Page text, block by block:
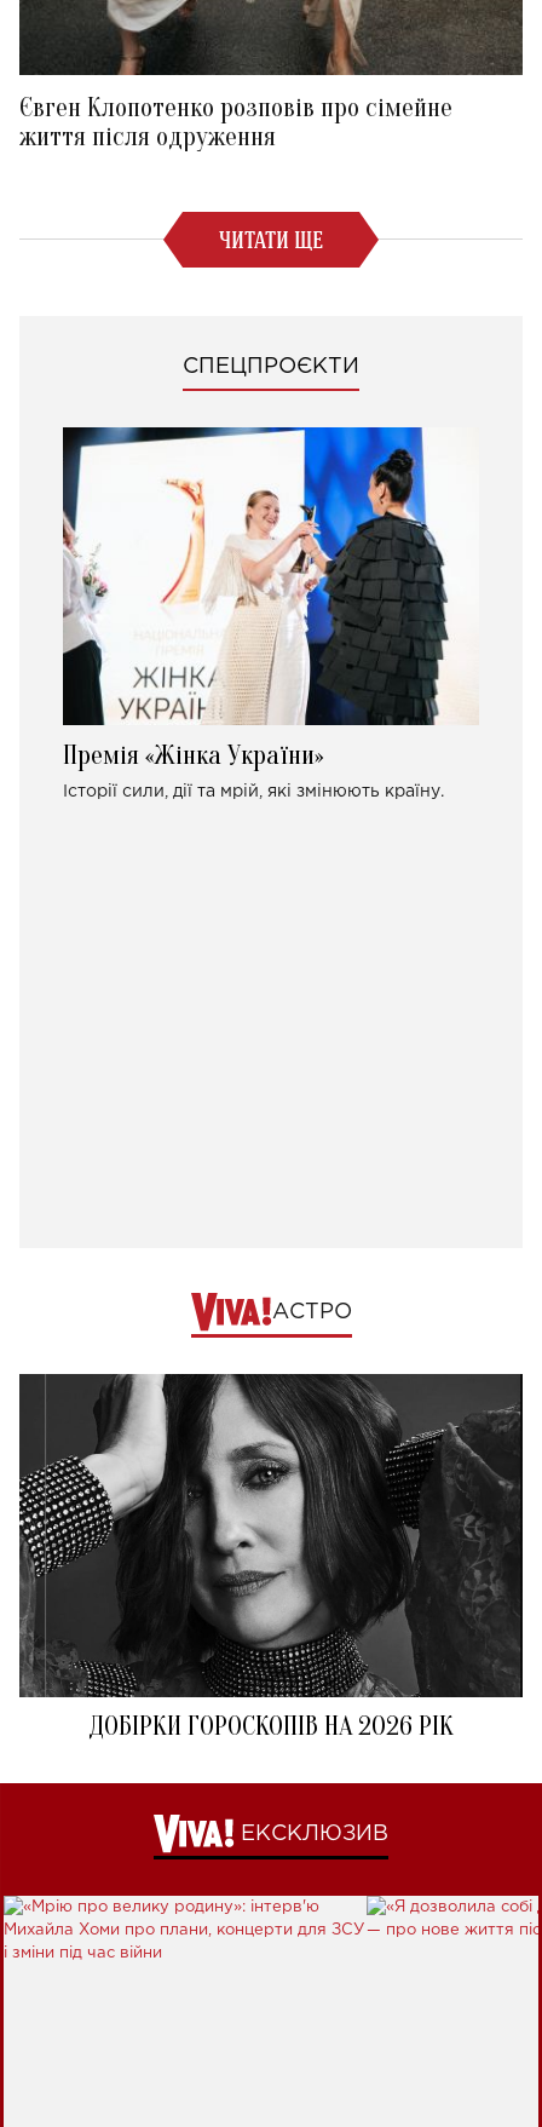
Євген Клопотенко розповів про сімейне
життя після одруження
ЧИТАТИ ЩЕ
СПЕЦПРОЄКТИ
Премія «Жінка України»
Історії сили, дії та мрій, які змінюють країну.
АСТРО
ДОБІРКИ ГОРОСКОПІВ НА 2026 РІК
ЕКСКЛЮЗИВ